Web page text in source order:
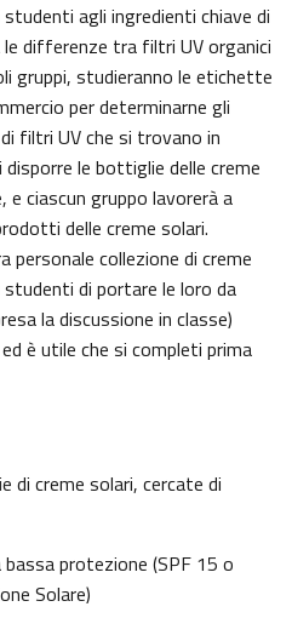
agli ingredienti chiave di
le differenze tra filtri UV organici
gruppi, studieranno le etichette
per determinarne gli
filtri UV che si trovano in
le bottiglie delle creme
ciascun gruppo lavorerà a
delle creme solari.
collezione di creme
di portare le loro da
la discussione in classe)
è utile che si completi prima
di creme solari, cercate di
protezione (SPF 15 o
Solare)